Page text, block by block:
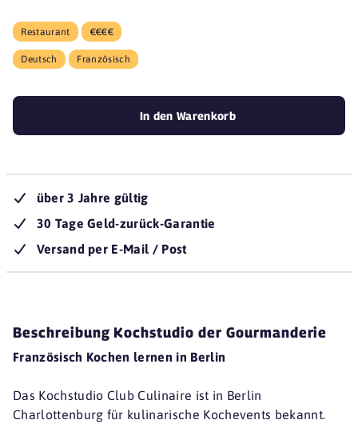
Restaurant €€€€
Deutsch Französisch
In den Warenkorb
über 3 Jahre gültig
30 Tage Geld-zurück-Garantie
Versand per E-Mail / Post
Beschreibung Kochstudio der Gourmanderie
Französisch Kochen lernen in Berlin
Das Kochstudio Club Culinaire ist in Berlin
Charlottenburg für kulinarische Kochevents bekannt.